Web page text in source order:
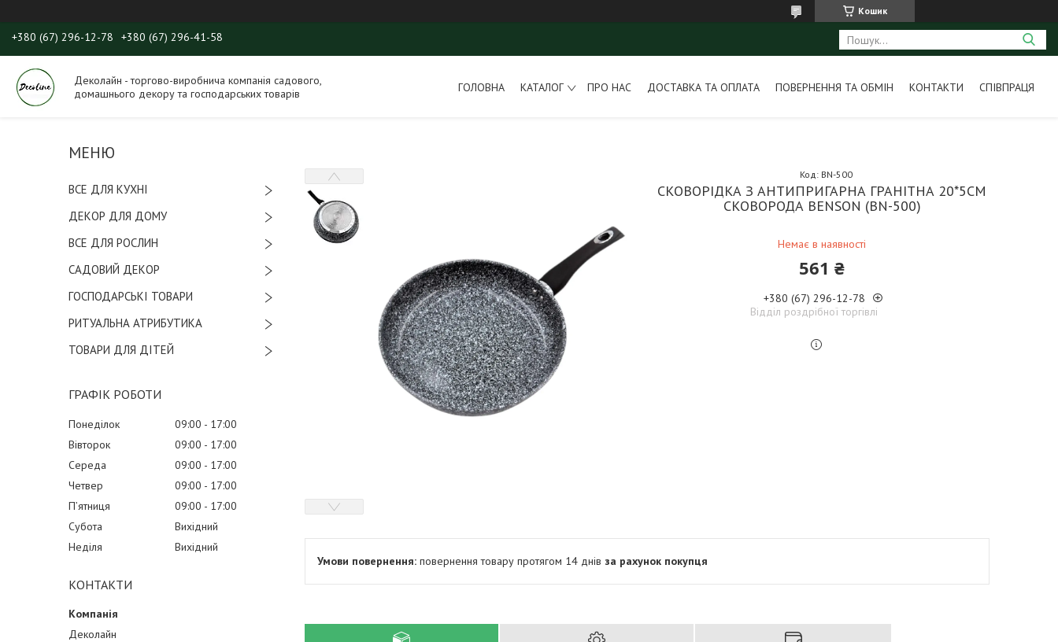
Кошик
+380 (67) 296-12-78 +380 (67) 296-41-58
Деколайн - торгово-виробнича компанія садового,
домашнього декору та господарських товарів
ГОЛОВНА КАТАЛОГ ПРО НАС ДОСТАВКА ТА ОПЛАТА ПОВЕРНЕННЯ ТА ОБМІН КОНТАКТИ СПІВПРАЦЯ
ВСЕ ДЛЯ КУХНІ
ДЕКОР ДЛЯ ДОМУ
ВСЕ ДЛЯ РОСЛИН
САДОВИЙ ДЕКОР
ГОСПОДАРСЬКІ ТОВАРИ
РИТУАЛЬНА АТРИБУТИКА
ТОВАРИ ДЛЯ ДІТЕЙ
ГРАФІК РОБОТИ
Понеділок 09:00
17:00
Вівторок
09:00
17:00
Середа
09:00
17:00
Четвер
09:00
17:00
Пʼятниця
09:00
17:00
Субота
Вихідний
Неділя
Вихідний
КОНТАКТИ
Деколайн
СКОВОРІДКА З АНТИПРИГАРНА ГРАНІТНА 20*5СМ
СКОВОРОДА BENSON (BN-500)
Немає в наявності
Код: BN-500
561 ₴
+380 (67) 296-12-78
Відділ роздрібної торгівлі
повернення товару протягом 14 днів за рахунок покупця